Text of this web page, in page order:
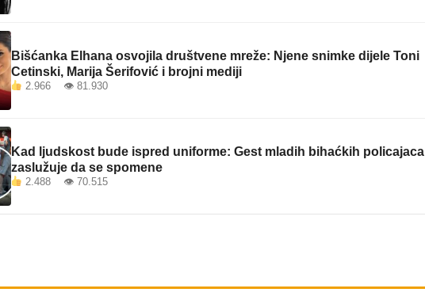
Bišćanka Elhana osvojila društvene mreže: Njene snimke dijele Toni
Cetinski, Marija Šerifović i brojni mediji
2.966 👁 81.930
Kad ljudskost bude ispred uniforme: Gest mladih bihaćkih policajaca
zaslužuje da se spomene
2.488 👁 70.515